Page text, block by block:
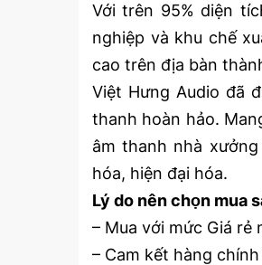
Với trên 95% diện
nghiệp và khu chế
cao trên địa bàn
Việt Hưng Audio đã
thanh hoàn hảo.
âm thanh nhà
hóa, hiện đại hóa.
Lý do nên chọn mua
– Mua với mức Giá rẻ
– Cam kết hàng